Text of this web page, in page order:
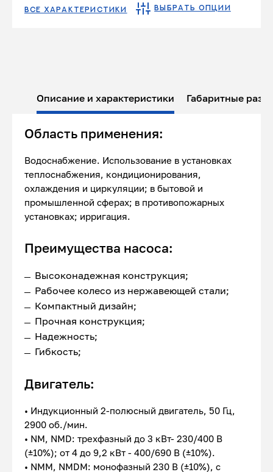
ВСЕ ХАРАКТЕРИСТИКИ ВЫБРАТЬ ОПЦИИ
Описание и характеристики Габаритные
Область применения:
Водоснабжение. Использование в установках
теплоснабжения, кондиционирования,
охлаждения и циркуляции; в бытовой и
промышленной сферах; в противопожарных
установках; ирригация.
Преимущества насоса:
Высоконадежная конструкция;
Рабочее колесо из нержавеющей стали;
Компактный дизайн;
Прочная конструкция;
Надежность;
Гибкость;
Двигатель:
• Индукционный 2-полюсный двигатель, 50 Гц,
2900 об./мин.
• NM, NMD: трехфазный до 3 кВт- 230/400 В
(±10%); от 4 до 9,2 кВт - 400/690 В (±10%).
• NMM, NMDM: монофазный 230 В (±10%), с